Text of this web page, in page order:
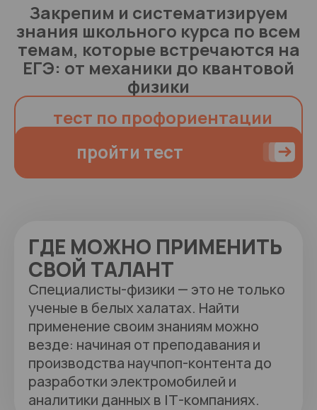
Закрепим и систематизируем
знания школьного курса по всем
темам, которые встречаются на
ЕГЭ: от механики до квантовой
физики
тест по профориентации
пройти тест
ГДЕ МОЖНО ПРИМЕНИТЬ
СВОЙ ТАЛАНТ
Специалисты-физики — это не только
ученые в белых халатах. Найти
применение своим знаниям можно
везде: начиная от преподавания и
производства научпоп-контента до
разработки электромобилей и
аналитики данных в IT-компаниях.